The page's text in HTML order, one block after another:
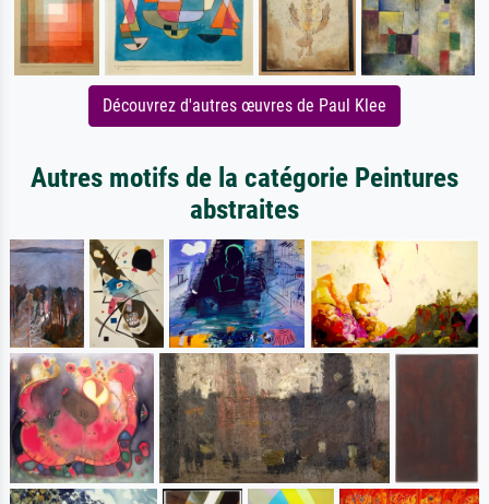
Découvrez d'autres œuvres de Paul Klee
Autres motifs de la catégorie Peintures
abstraites